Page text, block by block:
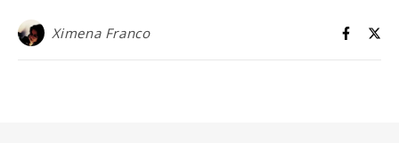
Ximena Franco